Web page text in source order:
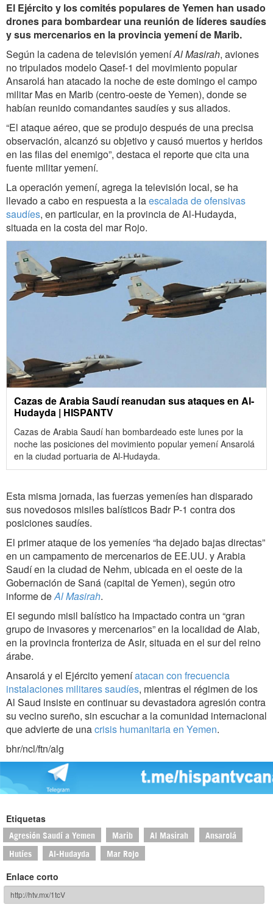
El Ejército y los comités populares de Yemen han usado
drones para bombardear una reunión de líderes saudíes
y sus mercenarios en la provincia yemení de Marib.
Según la cadena de televisión yemeníAl Masirah, aviones
no tripulados modelo Qasef-1 del movimiento popular
Ansarolá han atacado la noche de este domingo el campo
militar Mas en Marib (centro-oeste de Yemen), donde se
habían reunido comandantes saudíes y sus aliados.
“El ataque aéreo, que se produjo después de una precisa
observación, alcanzó su objetivo y causó muertos y heridos
en las filas del enemigo”, destaca el reporte que cita una
fuente militar yemení.
La operación yemení, agrega la televisión local, se ha
llevado a cabo en respuesta a laescalada de ofensivas
saudíes, en particular, en la provincia de Al-Hudayda,
situada en la costa del mar Rojo.
Cazas de Arabia Saudí reanudan sus ataques en Al-
Hudayda | HISPANTV
Cazas de Arabia Saudí han bombardeado este lunes por la
noche las posiciones del movimiento popular yemení Ansarolá
en la ciudad portuaria de Al-Hudayda.
Esta misma jornada, las fuerzas yemeníes han disparado
sus novedosos misiles balísticos Badr P-1 contra dos
posiciones saudíes.
El primer ataque de los yemeníes “ha dejado bajas directas”
en un campamento de mercenarios de EE.UU. y Arabia
Saudí en la ciudad de Nehm, ubicada en el oeste de la
Gobernación de Saná (capital de Yemen), según otro
informe deAl Masirah.
El segundo misil balístico ha impactado contra un “gran
grupo de invasores y mercenarios” en la localidad de Alab,
en la provincia fronteriza de Asir, situada en el sur del reino
árabe.
Ansarolá y el Ejército yemeníatacan con frecuencia
instalaciones militares saudíes, mientras el régimen de los
Al Saud insiste en continuar su devastadora agresión contra
su vecino sureño, sin escuchar a la comunidad internacional
que advierte de unacrisis humanitaria en Yemen.
bhr/ncl/ftn/alg
Etiquetas
Agresión Saudí a Yemen Marib Al Masirah Ansarolá
Hutíes Al-Hudayda Mar Rojo
Enlace corto